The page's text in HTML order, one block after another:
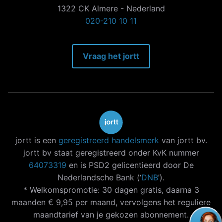
1322 CK Almere - Nederland
020-210 10 11
Vraag het jortt
jortt is een geregistreerd handelsmerk van jortt bv.
jortt bv staat geregistreerd onder KvK nummer
64073319 en is PSD2 gelicentieerd door De
Nederlandsche Bank (‘DNB’).
* Welkomspromotie: 30 dagen gratis, daarna 3
maanden € 9,95 per maand, vervolgens het reguliere
maandtarief van je gekozen abonnement.